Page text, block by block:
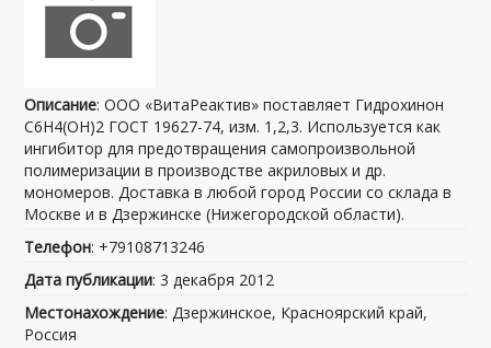
Описание: ООО «ВитаРеактив» поставляет Гидрохинон
С6Н4(ОН)2 ГОСТ 19627-74, изм. 1,2,3. Используется как
ингибитор для предотвращения самопроизвольной
полимеризации в производстве акриловых и др.
мономеров. Доставка в любой город России со склада в
Москве и в Дзержинске (Нижегородской области).
Телефон: +79108713246
Дата публикации: 3 декабря 2012
Местонахождение: Дзержинское, Красноярский край,
Россия